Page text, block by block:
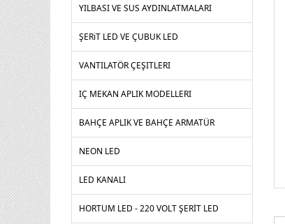
YILBASI VE SUS AYDINLATMALARI
ŞERiT LED VE ÇUBUK LED
VANTILATÖR ÇEŞITLERI
IÇ MEKAN APLIK MODELLERI
BAHÇE APLIK VE BAHÇE ARMATÜR
NEON LED
LED KANALI
HORTUM LED - 220 VOLT ŞERİT LED